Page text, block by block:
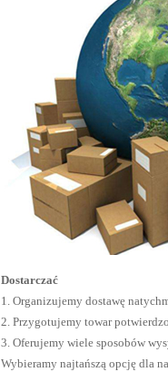
Dostarczać
1. Organizujemy dostawę
2. Przygotujemy towar
3. Oferujemy wiele sposobów
Wybieramy najtańszą opcję dla